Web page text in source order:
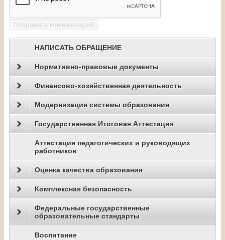
НАПИСАТЬ ОБРАЩЕНИЕ
Нормативно-правовые документы
Финансово-хозяйственная деятельность
Модернизация системы образования
Государственная Итоговая Аттестация
Аттестация педагогических и руководящих
работников
Оценка качества образования
Комплексная безопасность
Федеральные государственные
образовательные стандарты
Воспитание